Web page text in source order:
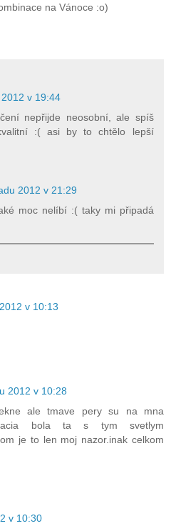
na Vánoce :o)
v 19:44
nepřijde neosobní, ale spíš
:( asi by to chtělo lepší
2012 v 21:29
moc nelíbí :( taky mi připadá
v 10:13
2012 v 10:28
ale tmave pery su na mna
bola ta s tym svetlym
je to len moj nazor.inak celkom
v 10:30